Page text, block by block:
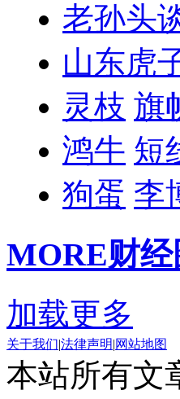
老孙头
山东虎
灵枝 旗
鸿牛 短
狗蛋 李
MORE财
加载更多
关于我们|法律声明|网站地图
本站所有文